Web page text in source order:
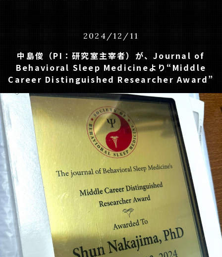
2024/12 /11
中島俊（PI：研究室主宰者）が、Journal of
Behavioral Sleep Medicineより“Middle
Career Distinguished Researcher Award”